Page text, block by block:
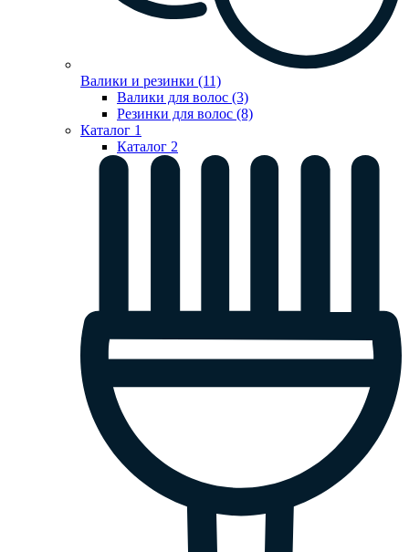
Валики и резинки (11)
Валики для волос (3)
Резинки для волос (8)
Каталог 1
Каталог 2